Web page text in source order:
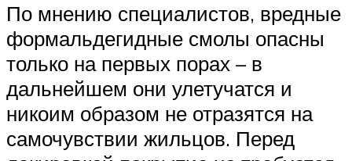
По мнению специалистов, вредные
формальдегидные смолы опасны
только на первых порах – в
дальнейшем они улетучатся и
никоим образом не отразятся на
самочувствии жильцов. Перед